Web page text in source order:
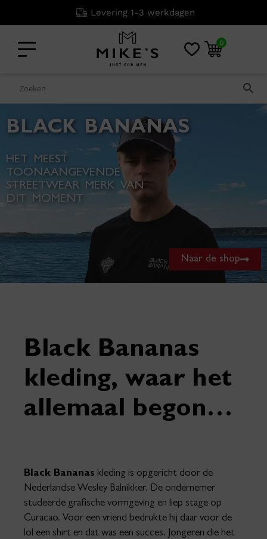
Niet goed? Geld terug!
0
BLACK BANANAS
HET MEEST
TOONAANGEVENDE
STREETWEAR MERK VAN
DIT MOMENT
Naar de shop
Black Bananas
kleding, waar het
allemaal begon…
Black Bananas kleding is opgericht door de
Nederlandse Wesley Balnikker. De ondernemer
studeerde grafische vormgeving en liep stage op
Curacao. Voor een vriend bedrukte hij daar voor de
lol een shirt en dat was een succes. Jongeren die het